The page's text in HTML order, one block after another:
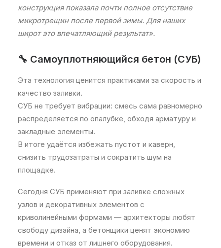
конструкция показала почти полное отсутствие
микротрещин после первой зимы. Для наших
широт это впечатляющий результат».
🔧 Самоуплотняющийся бетон (СУБ)
Эта технология ценится практиками за скорость и
качество заливки.
СУБ не требует вибрации: смесь сама равномерно
распределяется по опалубке, обходя арматуру и
закладные элементы.
В итоге удаётся избежать пустот и каверн,
снизить трудозатраты и сократить шум на
площадке.
Сегодня СУБ применяют при заливке сложных
узлов и декоративных элементов с
криволинейными формами — архитекторы любят
свободу дизайна, а бетонщики ценят экономию
времени и отказ от лишнего оборудования.